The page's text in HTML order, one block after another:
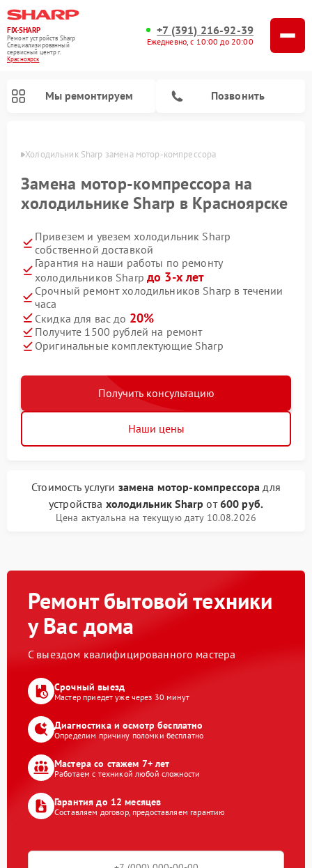
FIX-SHARP
Ремонт устройств Sharp
Специализированный
cервисный центр г.
Красноярск
+7 (391) 216-92-39
Ежедневно, с 10:00 до 20:00
Мы ремонтируем Позвонить
Холодильник Sharp замена мотор-компрессора
Замена мотор-компрессора на
холодильнике Sharp в Красноярске
Привезем и увезем холодильник Sharp
собственной доставкой
Гарантия на наши работы по ремонту
холодильников Sharpдо 3-х лет
Срочный ремонт холодильников Sharp в течении
часа
Скидка для вас до 20%
Получите 1500 рублей на ремонт
Оригинальные комплектующие Sharp
Получить консультацию
Наши цены
Стоимость услуги замена мотор-компрессора для
устройства холодильник Sharp от600 руб.
Цена актуальна на текущую дату 10.08.2026
Ремонт бытовой техники
у Вас дома
С выездом квалифицированного мастера
Срочный выезд
Мастер приедет уже через 30 минут
Диагностика и осмотр бесплатно
Определим причину поломки бесплатно
Мастера со стажем 7+ лет
Работаем с техникой любой сложности
Гарантия до 12 месяцев
Составляем договор, предоставляем гарантию